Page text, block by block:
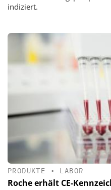
indiziert.
PRODUKTE • LABOR
Roche erhält CE-